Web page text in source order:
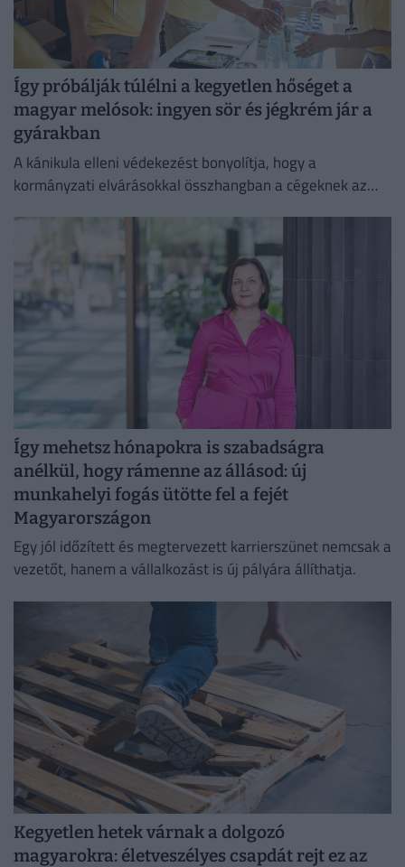
Így próbálják túlélni a kegyetlen hőséget a
magyar melósok: ingyen sör és jégkrém jár a
gyárakban
A kánikula elleni védekezést bonyolítja, hogy a
kormányzati elvárásokkal összhangban a cégeknek az
Így mehetsz hónapokra is szabadságra
anélkül, hogy rámenne az állásod: új
munkahelyi fogás ütötte fel a fejét
Magyarországon
Egy jól időzített és megtervezett karrierszünet nemcsak a
vezetőt, hanem a vállalkozást is új pályára állíthatja.
Kegyetlen hetek várnak a dolgozó
magyarokra: életveszélyes csapdát rejt ez az